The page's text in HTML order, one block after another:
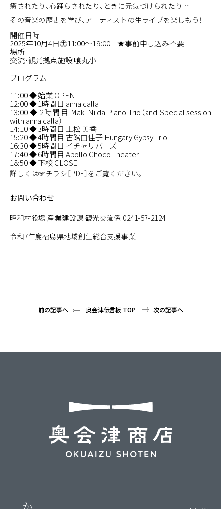
癒されたり、心踊らされたり、ときに元気づけられたり…
その音楽の歴史を学び、アーティストの生ライブを楽しもう！
開催日時
2025年10月4日㊏11:00～19:00 ★事前申し込み不要
場所
交流・観光拠点施設 喰丸小
プログラム
11:00 ◆ 始業 OPEN
12:00 ◆ 1時間目 anna calla
13:00 ◆ 2時間目 Maki Niida Piano Trio（and Special session
with anna calla）
14:10 ◆ 3時間目 上松 美香
15:20 ◆ 4時間目 古館由佳子 Hungary Gypsy Trio
16:30 ◆ 5時間目 イチャリバーズ
17:40 ◆ 6時間目 Apollo Choco Theater
18:50 ◆ 下校 CLOSE
詳しくは☞チラシ［PDF］ をご覧ください。
お問い合わせ
昭和村役場 産業建設課 観光交流係 0241-57-2124
令和7年度福島県地域創生総合支援事業
前の記事へ 奥会津伝言板 TOP 次の記事へ